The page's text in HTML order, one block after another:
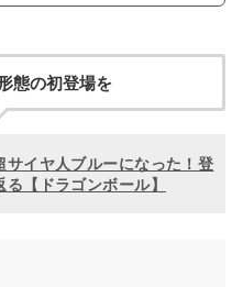
態の初登場を
サイヤ人ブルーになった！登
【ドラゴンボール】